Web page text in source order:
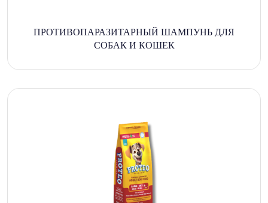
ПРОТИВОПАРАЗИТАРНЫЙ ШАМПУНЬ ДЛЯ
СОБАК И КОШЕК